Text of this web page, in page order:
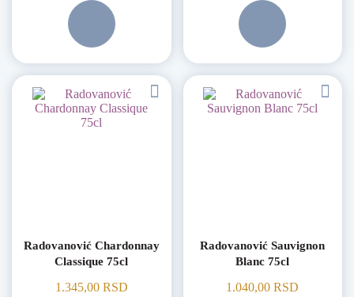
Radovanović Chardonnay
Classique 75cl
1.345,00 RSD
Radovanović Sauvignon
Blanc 75cl
1.040,00RSD